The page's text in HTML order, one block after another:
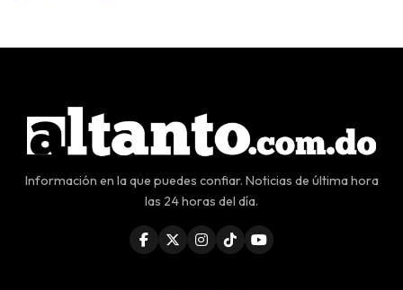
Información en la que puedes confiar. Noticias de última hora
las 24 horas del día.